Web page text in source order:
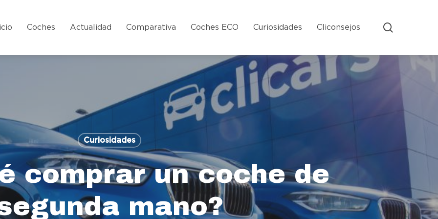
Coches Actualidad Comparativa Coches ECO Curiosidades Cliconsejos
Curiosidades
comprar un coche de
mano?